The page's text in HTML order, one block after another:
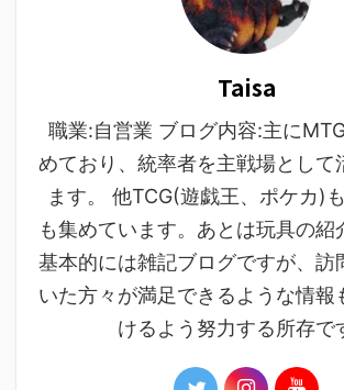
Taisa
職業:自営業 ブログ内容:主に
めており、統率者を主戦場として
ます。 他TCG(遊戯王、ポケカ)
も集めています。あとは玩具の紹
基本的には雑記ブログですが、訪
いた方々が満足できるような情報
けるよう努力する所存で